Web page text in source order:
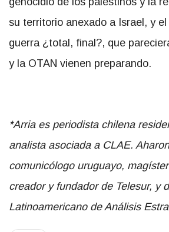
su territorio anexado a Israel, y
guerra ¿total, final?, que
y la OTAN vienen preparando.
*Arria es periodista chilena
analista asociada a CLAE.
comunicólogo uruguayo,
creador y fundador de Telesur, y
Latinoamericano de Análisis